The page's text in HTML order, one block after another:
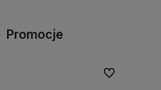
Promocje
Do ulubionych